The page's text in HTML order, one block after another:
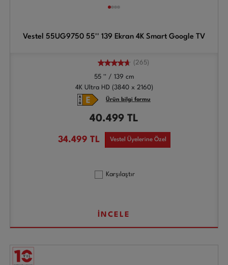
Vestel 55UG9750 55'' 139 Ekran 4K Smart Google TV
(265)
55 '' / 139 cm
4K Ultra HD (3840 x 2160)
Ürün bilgi formu
40.499 TL
34.499 TL Vestel Üyelerine Özel
Karşılaştır
İNCELE